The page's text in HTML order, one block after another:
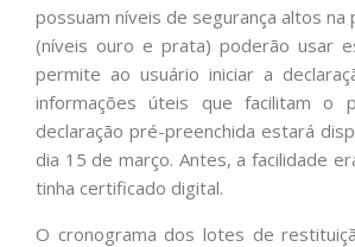
possuam níveis de segurança altos
(níveis ouro e prata) poderão usar
permite ao usuário iniciar a
informações úteis que facilitam o
declaração pré-preenchida estará
dia 15 de março. Antes, a facilidade
tinha certificado digital.
O cronograma dos lotes de